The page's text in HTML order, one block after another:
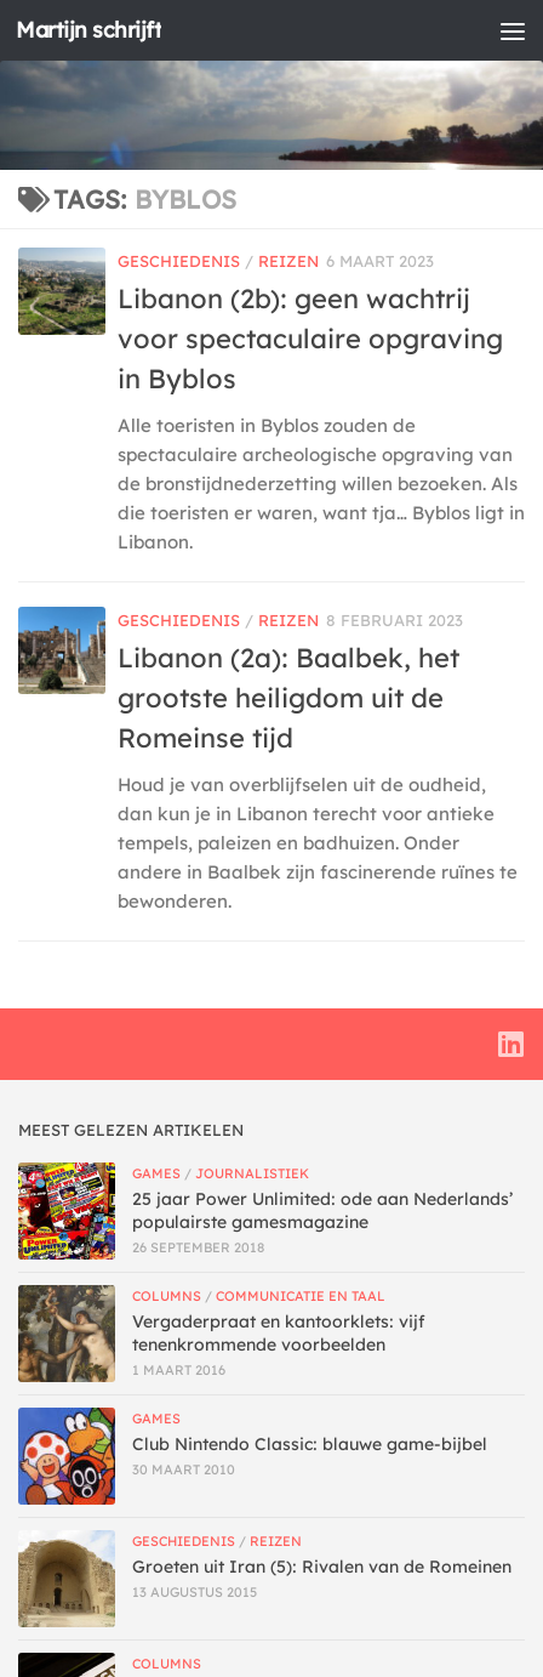
Doorgaan naar inhoud
Martijn schrijft
TAGS: BYBLOS
GESCHIEDENIS / REIZEN 6 MAART 2023
Libanon (2b): geen wachtrij
voor spectaculaire opgraving
in Byblos
Alle toeristen in Byblos zouden de
spectaculaire archeologische opgraving van
de bronstijdnederzetting willen bezoeken. Als
die toeristen er waren, want tja… Byblos ligt in
Libanon.
GESCHIEDENIS / REIZEN 8 FEBRUARI 2023
Libanon (2a): Baalbek, het
grootste heiligdom uit de
Romeinse tijd
Houd je van overblijfselen uit de oudheid,
dan kun je in Libanon terecht voor antieke
tempels, paleizen en badhuizen. Onder
andere in Baalbek zijn fascinerende ruïnes te
bewonderen.
MEEST GELEZEN ARTIKELEN
GAMES / JOURNALISTIEK
25 jaar Power Unlimited: ode aan Nederlands’
populairste gamesmagazine
26 SEPTEMBER 2018
COLUMNS / COMMUNICATIE EN TAAL
Vergaderpraat en kantoorklets: vijf
tenenkrommende voorbeelden
1 MAART 2016
GAMES
Club Nintendo Classic: blauwe game-bijbel
30 MAART 2010
GESCHIEDENIS / REIZEN
Groeten uit Iran (5): Rivalen van de Romeinen
13 AUGUSTUS 2015
COLUMNS